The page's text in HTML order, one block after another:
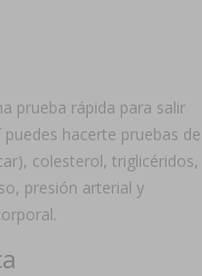
prueba rápida para salir
puedes hacerte pruebas de
colesterol, triglicéridos,
presión arterial y